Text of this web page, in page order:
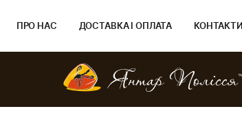
ПРО НАС ДОСТАВКА І ОПЛАТА КОНТАКТИ